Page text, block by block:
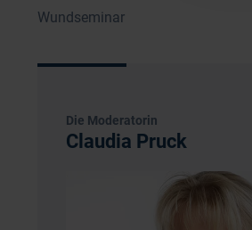
Wundseminar
Die Moderatorin
Claudia Pruck